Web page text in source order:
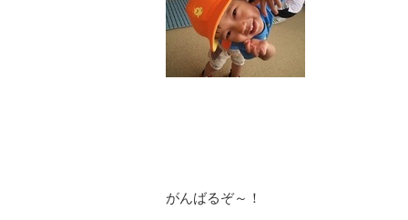
がんばるぞ～！